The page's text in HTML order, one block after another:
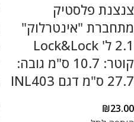
צנצנת פלסטיק
מתחברת "אינטרלוק"
2.1 ל' Lock&Lock
קוטר: 10.7 ס"מ גובה:
27.7 ס"מ דגם INL403
₪23.00